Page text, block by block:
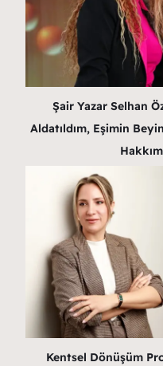
Şair Yazar Selhan
Aldatıldım, Eşimin
Kentsel Dönüşüm